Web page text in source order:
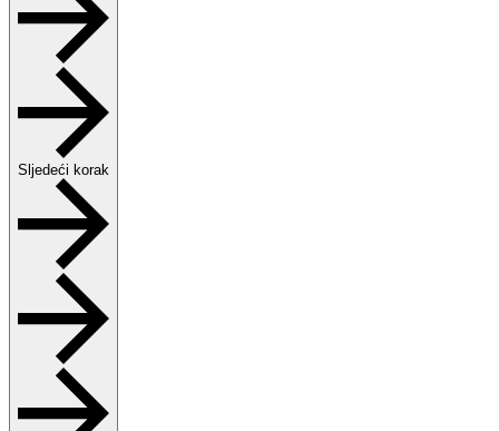
Sljedeći korak